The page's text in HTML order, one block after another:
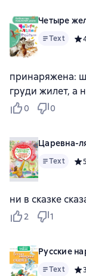
Четыре
Text
принаряжена:
груди жилет, а
0 0
Царевна-
Text 5
ни в сказке
2 1
Русские
Text